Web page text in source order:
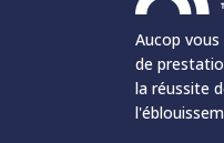
Aucop
de
la réussite